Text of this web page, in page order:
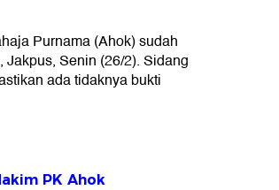
Purnama (Ahok) sudah
Senin (26/2). Sidang
ada tidaknya bukti
PK Ahok